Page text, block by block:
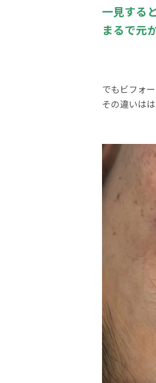
一見する
まるで元
でもビフォ
その違いは